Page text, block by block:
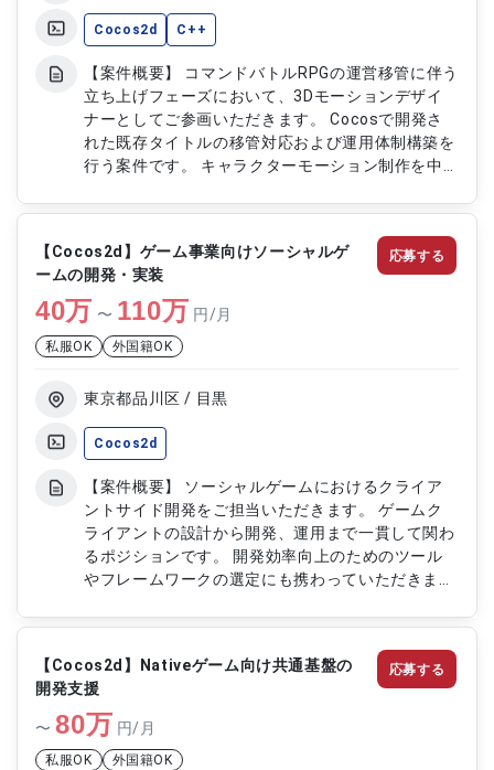
Cocos2d C++
【案件概要】 コマンドバトルRPGの運営移管に伴う
立ち上げフェーズにおいて、3Dモーションデザイ
ナーとしてご参画いただきます。 Cocosで開発さ
れた既存タイトルの移管対応および運用体制構築を
行う案件です。 キャラクターモーション制作を中
す。 外部協力会社との連携を含めた制作体制の管
理にも携わっていただきます。 【作業内容】 ・キ
ャラクターモーションの作成および組み込み対応
・コントロールリグの作成 ・カットシーンなどの
演出モーション制作 ・モーション制作全般のスケ
ジュールおよび品質管理 ・外部協力会社との調整
および進行管理 ・各種資料の引継ぎおよび管理対
【Cocos2d】ゲーム事業向けソーシャルゲ
ームの開発・実装
40万 〜 110万 円/月
私服OK 外国籍OK
東京都品川区 / 目黒
Cocos2d
【案件概要】 ソーシャルゲームにおけるクライア
ントサイド開発をご担当いただきます。 ゲームク
ライアントの設計から開発、運用まで一貫して関わ
るポジションです。 開発効率向上のためのツール
やフレームワークの選定にも携わっていただきま
向上を推進する案件です。 【作業内容】 ・ゲーム
クライアントの設計および開発 ・開発ツールやラ
イブラリ、フレームワークの選定および実装 ・開
発環境の設計、構築および運用 ・機能投入後の効
果検証および改善対応 ・設計レビューおよびコー
ドレビューの実施
応募する
【Cocos2d】Nativeゲーム向け共通基盤の
開発支援
〜80万 円/月
私服OK 外国籍OK
応募する